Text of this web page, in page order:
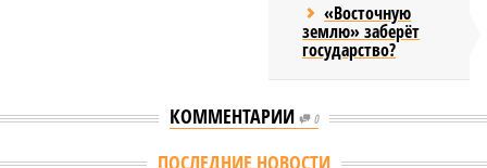
«Восточную
землю» заберёт
государство?
КОММЕНТАРИИ 0
Версия //Конфликт // В нескольких станциях от уже сданного